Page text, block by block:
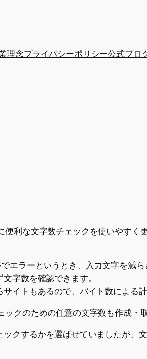
理念プライバシーポリシー公式ブロ
利な文字数チェックを使いやすく
エラーというとき、入力文字を減
字数を確認できます。
イトもあるので、バイト数による計
クのための任意の文字数も作成・
クするかを選ばせていましたが、